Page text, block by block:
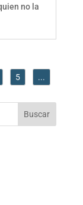
no la
5
...